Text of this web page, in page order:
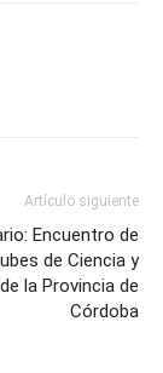
Artículo siguiente
Encuentro de
de Ciencia y
la Provincia de
Córdoba